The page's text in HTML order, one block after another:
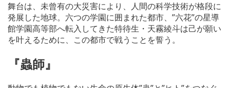
舞台は、未曾有の大災害により、人間の科学技術が格段に
発展した地球。六つの学園に囲まれた都市、”六花”の星導
館学園高等部へ転入してきた特待生・天霧綾斗は己が願い
を叶えるために、この都市で戦うことを誓う。
『蟲師』